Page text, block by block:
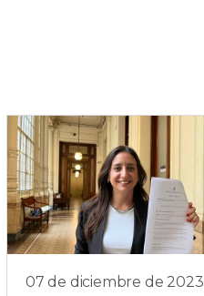
07 de diciembre de 2023